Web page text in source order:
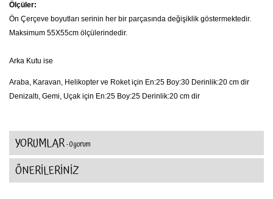
Ölçüler:
Ön Çerçeve boyutları serinin her bir parçasında değişiklik göstermektedir.
Maksimum 55X55cm ölçülerindedir.
Arka Kutu ise
Araba, Karavan, Helikopter ve Roket için En:25 Boy:30 Derinlik:20 cm dir
Denizaltı, Gemi, Uçak için En:25 Boy:25 Derinlik:20 cm dir
YORUMLAR- 0 yorum
ÖNERİLERİNİZ